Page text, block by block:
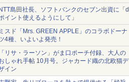
島田社長、ソフトバンクのセブン出資に「d
イント使えるようにして」
スド「Mrs. GREEN APPLE」のコラボドーナ
4種、いよいよ発売！
リサ・ラーソン」がま口ポーチ付録、大人の
しゃれ手帖 10月号。ジャカード織の北欧猫デ
イン